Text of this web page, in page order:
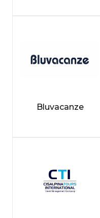
Bluvacanze